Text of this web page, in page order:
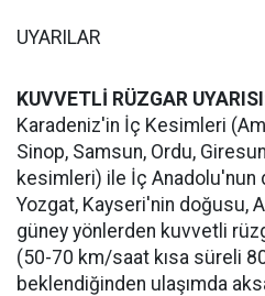
UYARILAR
KUVVETLİ RÜZGAR
Karadeniz'in İç Kesimleri
Sinop, Samsun, Ordu,
kesimleri) ile İç Anadolu'nun
Yozgat, Kayseri'nin doğusu,
güney yönlerden kuvvetli
(50-70 km/saat kısa süreli
beklendiğinden ulaşımda